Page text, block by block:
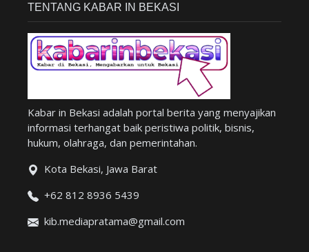
TENTANG KABAR IN BEKASI
Kabar in Bekasi adalah portal berita yang menyajikan
informasi terhangat baik peristiwa politik, bisnis,
hukum, olahraga, dan pemerintahan.
Kota Bekasi, Jawa Barat
+62 812 8936 5439
kib.mediapratama@gmail.com